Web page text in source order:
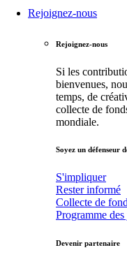
Rejoignez-nous
Rejoignez-nous
Si les
bienvenues,
temps, de
collecte de
mondiale.
Soyez un défenseur
S'impliquer
Rester informé
Collecte de
Programme des
Devenir partenaire